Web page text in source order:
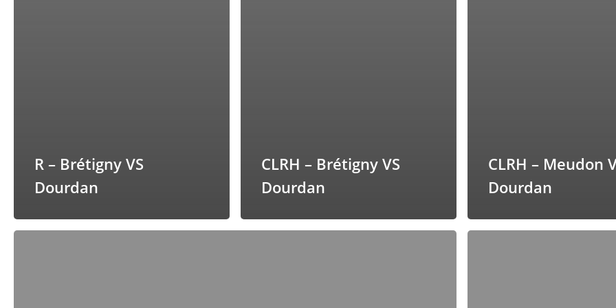
R – Brétigny VS
Dourdan
CLRH – Brétigny VS
Dourdan
CLRH – Meudon
Dourdan